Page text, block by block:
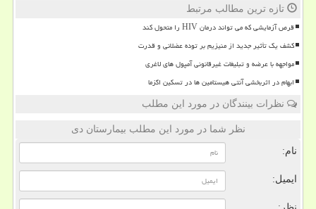
تازه ترین مطالب مرتبط
قرص آزمایشی که می تواند درمان HIV را متحول کند
کشف یک تأثیر جدید از منیزیم بر توده عضلانی و قدرت
مواجهه با عرضه و تبلیغات غیرقانونی آمپول های لاغری
ابهام در اثربخشی آنتی هیستامین ها در تسکین اگزما
نظرات بینندگان در مورد این مطلب
نظر شما در مورد این مطلب بیمارستان دی
نام:
ایمیل:
نظر: